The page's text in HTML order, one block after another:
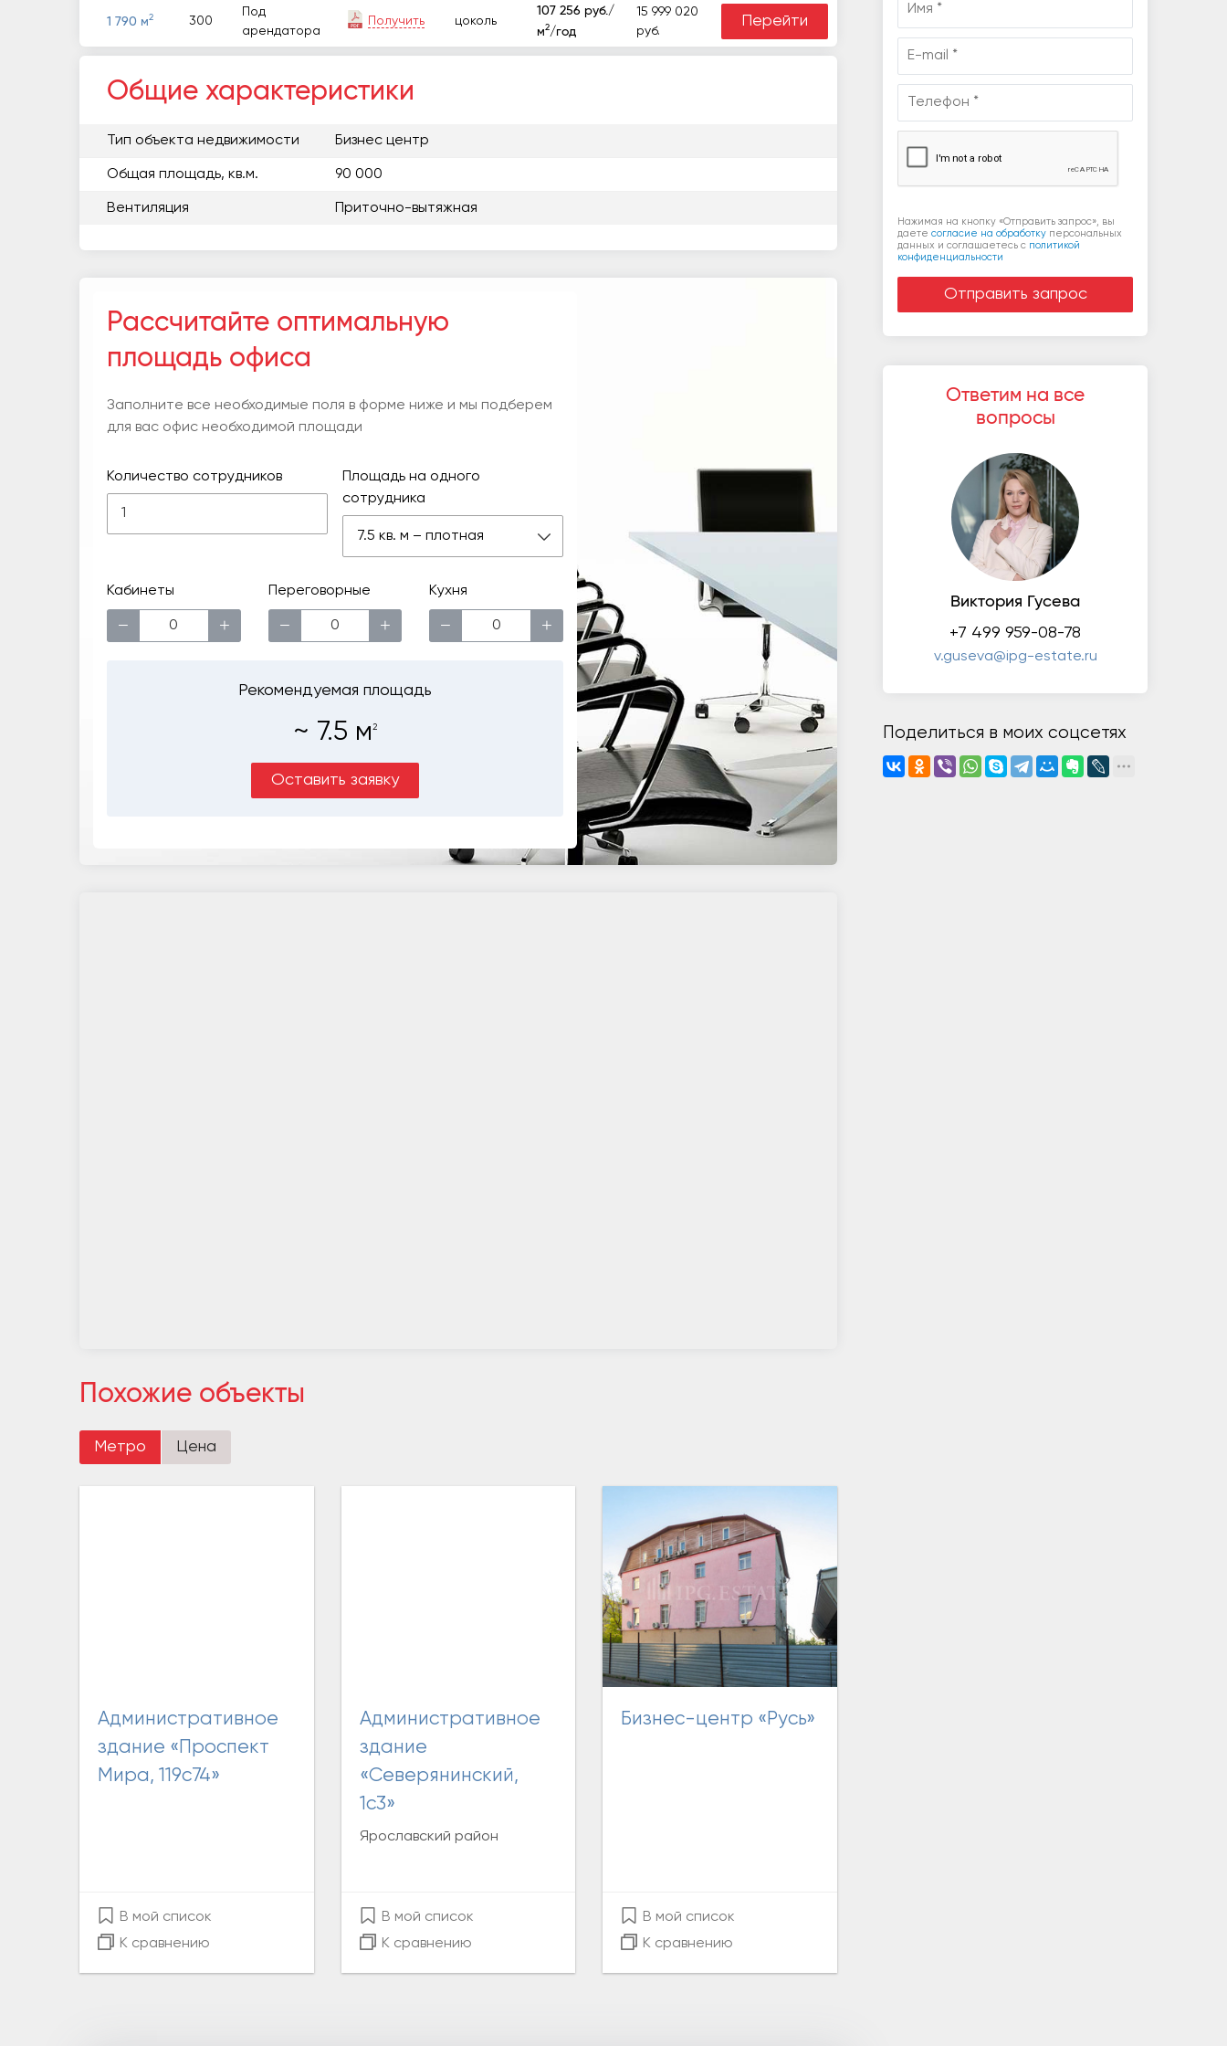
1 790 м2 300
Под
арендатора
Получить цоколь
107 256 руб./
м2/год
15 999 020
руб.
Перейти
Общие характеристики
Тип объекта недвижимости Бизнес центр
Общая площадь, кв.м. 90 000
Вентиляция Приточно-вытяжная
Рассчитайте оптимальную
площадь офиса
Заполните все необходимые поля в форме ниже и мы подберем
для вас офис необходимой площади
Количество сотрудников
Площадь на одного
сотрудника
7.5 кв. м – плотная
Кабинеты
− +
Переговорные
− +
Кухня
− +
Рекомендуемая площадь
~ 7.5 м 2
Оставить заявку
Похожие объекты
Метро Цена
Административное
здание «Проспект
Мира, 119с74»
В мой список
К сравнению
Административное
здание
«Северянинский,
1с3»
Ярославский район
В мой список
К сравнению
Бизнес-центр «Русь»
В мой список
К сравнению
Нажимая на кнопку «Отправить запрос», вы
даете согласие на обработку персональных
данных и соглашаетесь c политикой
конфиденциальности
Ответим на все
вопросы
Виктория Гусева
+7 499 959-08-78
v.guseva@ipg-estate.ru
Поделиться в моих соцсетях